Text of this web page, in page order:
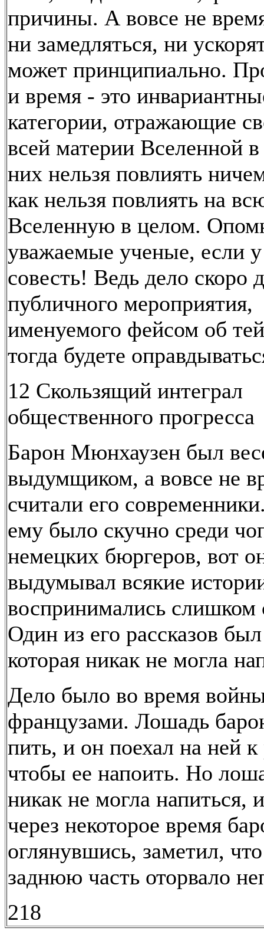
причины. А вовсе не
ни замедляться, ни
может принципиально.
и время - это
категории, отражающие
всей материи Вселенной
них нельзя повлиять
как нельзя повлиять на
Вселенную в целом.
уважаемые ученые, если у
совесть! Ведь дело скоро
публичного мероприятия,
именуемого фейсом об
тогда будете
12 Скользящий интеграл
общественного прогресса
Барон Мюнхаузен был
выдумщиком, а вовсе не
считали его
ему было скучно среди
немецких бюргеров, вот
выдумывал всякие
воспринимались слишком
Один из его рассказов
которая никак не могла
Дело было во время
французами. Лошадь
пить, и он поехал на ней к
чтобы ее напоить. Но
никак не могла напиться,
через некоторое время
оглянувшись, заметил,
заднюю часть оторвало
218